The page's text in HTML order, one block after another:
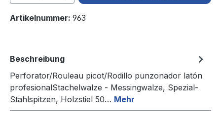
Artikelnummer: 963
Beschreibung
Perforator/Rouleau picot/Rodillo punzonador latón
profesionalStachelwalze - Messingwalze, Spezial-
Stahlspitzen, Holzstiel 50… Mehr